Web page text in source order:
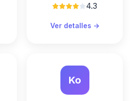
4.3
Ver detalles →
Ko